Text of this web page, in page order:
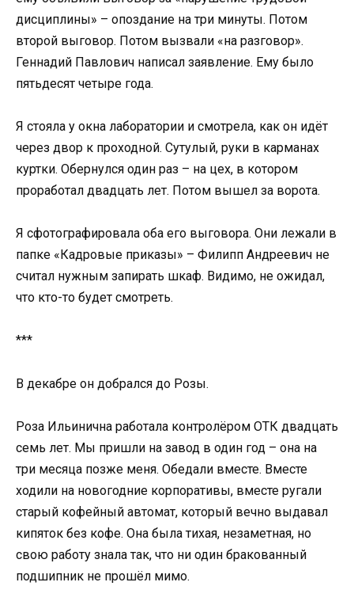
дисциплины» – опоздание на три минуты. Потом
второй выговор. Потом вызвали «на разговор».
Геннадий Павлович написал заявление. Ему было
пятьдесят четыре года.
Я стояла у окна лаборатории и смотрела, как он идёт
через двор к проходной. Сутулый, руки в карманах
куртки. Обернулся один раз – на цех, в котором
проработал двадцать лет. Потом вышел за ворота.
Я сфотографировала оба его выговора. Они лежали в
папке «Кадровые приказы» – Филипп Андреевич не
считал нужным запирать шкаф. Видимо, не ожидал,
что кто-то будет смотреть.
***
В декабре он добрался до Розы.
Роза Ильинична работала контролёром ОТК двадцать
семь лет. Мы пришли на завод в один год – она на
три месяца позже меня. Обедали вместе. Вместе
ходили на новогодние корпоративы, вместе ругали
старый кофейный автомат, который вечно выдавал
кипяток без кофе. Она была тихая, незаметная, но
свою работу знала так, что ни один бракованный
подшипник не прошёл мимо.